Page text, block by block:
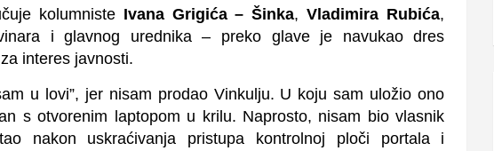
kolumniste Ivana Grigića – Šinka,Vladimira Rubića,
i glavnog urednika – preko glave je navukao dres
interes javnosti.
u lovi”, jer nisam prodao Vinkulju. U koju sam uložio ono
s otvorenim laptopom u krilu. Naprosto, nisam bio vlasnik
nakon uskraćivanja pristupa kontrolnoj ploči portala i